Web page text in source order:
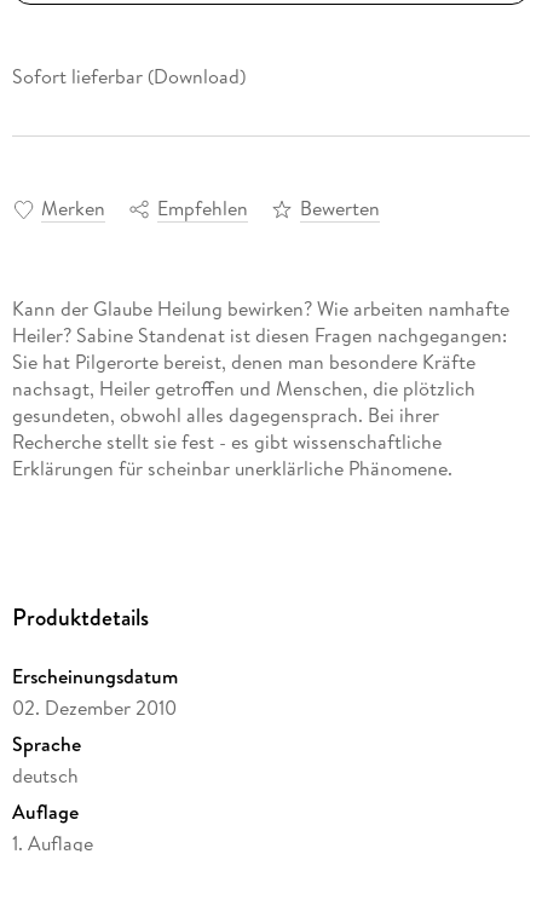
Sofort lieferbar (Download)
Merken Empfehlen Bewerten
Kann der Glaube Heilung bewirken? Wie arbeiten namhafte
Heiler? Sabine Standenat ist diesen Fragen nachgegangen:
Sie hat Pilgerorte bereist, denen man besondere Kräfte
nachsagt, Heiler getroffen und Menschen, die plötzlich
gesundeten, obwohl alles dagegensprach. Bei ihrer
Recherche stellt sie fest - es gibt wissenschaftliche
Erklärungen für scheinbar unerklärliche Phänomene.
Produktdetails
Erscheinungsdatum
02. Dezember 2010
Sprache
deutsch
Auflage
1. Auflage